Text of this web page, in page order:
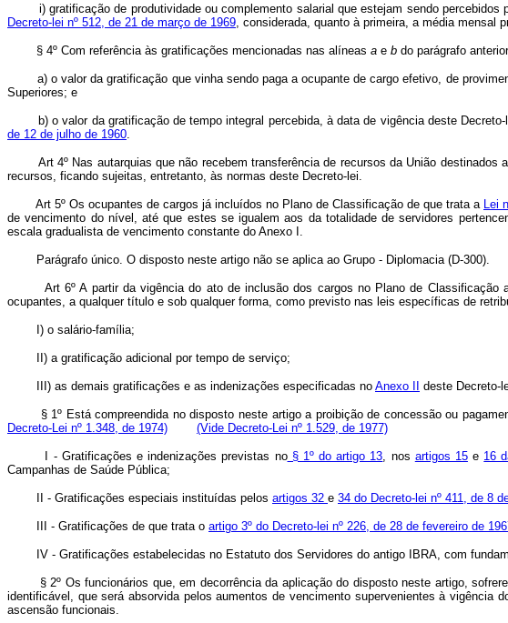
i) gratificação de produtividade ou complemento salarial que estejam sendo percebidos
Decreto-lei nº 512, de 21 de março de 1969 , considerada, quanto à primeira, a média mensal
§ 4º Com referência às gratificações mencionadas nas alíneas a e b do parágrafo
a) o valor da gratificação que vinha sendo paga a ocupante de cargo efetivo, de
Superiores; e
b) o valor da gratificação de tempo integral percebida, à data de vigência deste Decreto-
de 12 de julho de 1960
Art 4º Nas autarquias que não recebem transferência de recursos da União
recursos, ficando sujeitas, entretanto, às normas deste Decreto-lei.
Art 5º Os ocupantes de cargos já incluídos no Plano de Classificação de que trata a Lei
de vencimento do nível, até que estes se igualem aos da totalidade de servidores
escala gradualista de vencimento constante do Anexo I.
Parágrafo único. O disposto neste artigo não se aplica ao Grupo - Diplomacia (D-300).
Art 6º A partir da vigência do ato de inclusão dos cargos no Plano de
ocupantes, a qualquer título e sob qualquer forma, como previsto nas leis específicas de
I) o salário-família;
II) a gratificação adicional por tempo de serviço;
III) as demais gratificações e as indenizações especificadas no Anexo II deste Decreto-
§ 1º Está compreendida no disposto neste artigo a proibição de concessão ou
Decreto-Lei nº 1.348, de 1974)
(Vide Decreto-Lei nº 1.529, de 1977)
I - Gratificações e indenizações previstas no§ 1º do artigo 13 , nos artigos 15e 16
Campanhas de Saúde Pública;
II - Gratificações especiais instituídas pelos artigos 32 e 34 do Decreto-lei nº 411, de 8
III - Gratificações de que trata o artigo 3º do Decreto-lei nº 226, de 28 de fevereiro de
IV - Gratificações estabelecidas no Estatuto dos Servidores do antigo IBRA, com
§ 2º Os funcionários que, em decorrência da aplicação do disposto neste artigo,
identificável, que será absorvida pelos aumentos de vencimento supervenientes à
ascensão funcionais.